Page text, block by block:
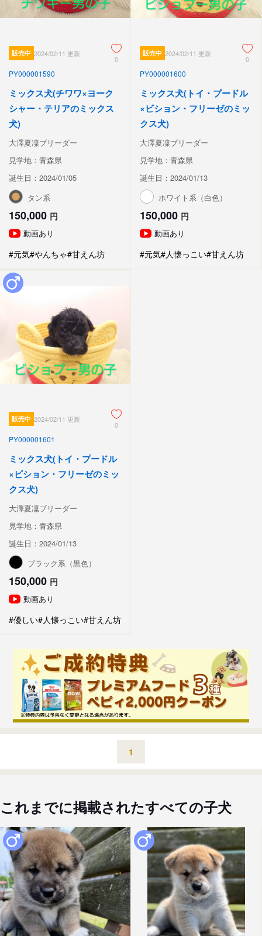
販売中 2024/02/11 更新
0
PY000001590
ミックス犬(チワワ×ヨーク
シャー・テリアのミックス
犬)
大澤夏凜ブリーダー
見学地：青森県
誕生日：2024/01/05
タン系
150,000 円
動画あり
#元気#やんちゃ#甘えん坊
販売中 2024/02/11 更新
0
PY000001600
ミックス犬(トイ・プードル
×ビション・フリーゼのミッ
クス犬)
大澤夏凜ブリーダー
見学地：青森県
誕生日：2024/01/13
ホワイト系（白色）
150,000 円
動画あり
#元気#人懐っこい#甘えん坊
販売中 2024/02/11 更新
0
PY000001601
ミックス犬(トイ・プードル
×ビション・フリーゼのミッ
クス犬)
大澤夏凜ブリーダー
見学地：青森県
誕生日：2024/01/13
ブラック系（黒色）
150,000 円
動画あり
#優しい#人懐っこい#甘えん坊
1
これまでに掲載されたすべての子犬